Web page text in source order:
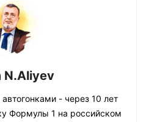
N.Aliyev
- через 10 лет
Формулы 1 на российском